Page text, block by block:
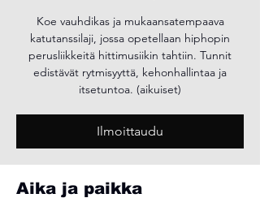
Koe vauhdikas ja mukaansatempaava
katutanssilaji, jossa opetellaan hiphopin
perusliikkeitä hittimusiikin tahtiin. Tunnit
edistävät rytmisyyttä, kehonhallintaa ja
itsetuntoa. (aikuiset)
Ilmoittaudu
Aika ja paikka